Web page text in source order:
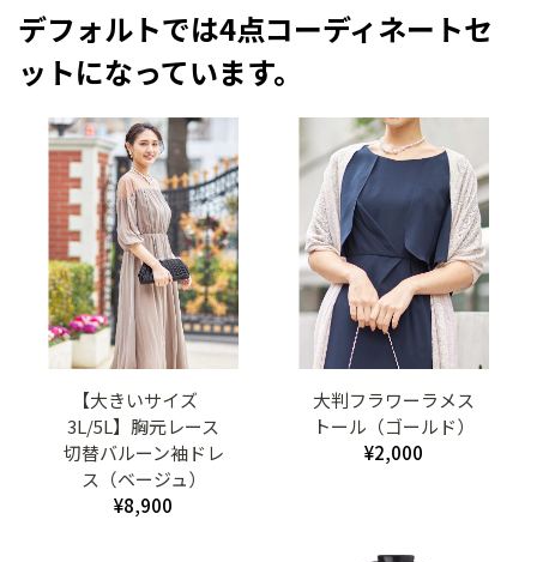
デフォルトでは4点コーディネートセ
ットになっています。
【大きいサイズ
3L/5L】胸元レース
切替バルーン袖ドレ
ス（ベージュ）
¥8,900
大判フラワーラメス
トール（ゴールド）
¥2,000